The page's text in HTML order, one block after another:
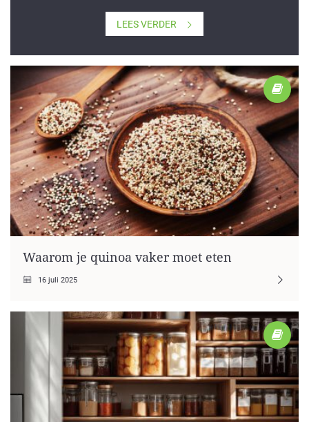
LEES VERDER
Waarom je quinoa vaker moet eten
16 juli 2025